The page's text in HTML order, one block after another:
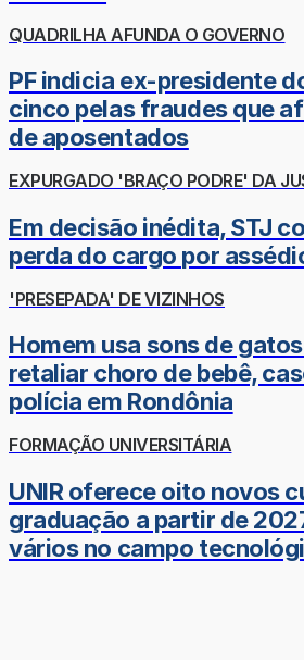
QUADRILHA AFUNDA O GOVERNO
PF indicia ex-presidente
cinco pelas fraudes que
de aposentados
EXPURGADO 'BRAÇO PODRE' DA
Em decisão inédita, STJ
perda do cargo por
'PRESEPADA' DE VIZINHOS
Homem usa sons de
retaliar choro de bebê,
polícia em Rondônia
FORMAÇÃO UNIVERSITÁRIA
UNIR oferece oito novos
graduação a partir de
vários no campo